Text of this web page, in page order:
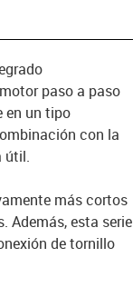
paso a paso
en un tipo
con la
útil.
más cortos
Además, esta serie
de tornillo